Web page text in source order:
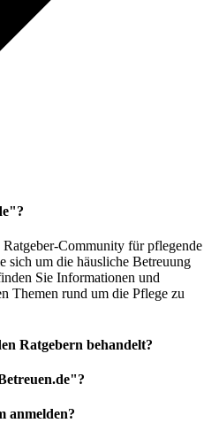
Ratgeber-Community für pflegende
sich um die häusliche Betreuung
Sie Informationen und
Themen rund um die Pflege zu
Ratgebern behandelt?
anmelden?